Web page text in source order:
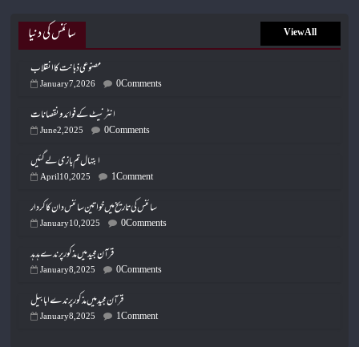
سائنس کی دنیا View All
مصنوعی ذہانت کا انقلاب
January 7, 2026 0 Comments
انٹرنیٹ کے فوائد و نقصانات
June 2, 2025 0 Comments
ابتہال تم بازی لے گئیں
April 10, 2025 1 Comment
سائنس کی تاریخ میں خواتین سائنس دان کا کردار
January 10, 2025 0 Comments
قرآن مجید میں مذکور پرندے ہدہد
January 8, 2025 0 Comments
قرآن مجید میں مذکور پرندے ابابیل
January 8, 2025 1 Comment